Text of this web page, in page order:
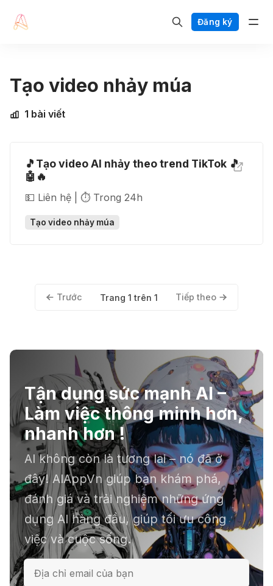
Đăng ký
Tạo video nhảy múa
1 bài viết
🎵Tạo video AI nhảy theo trend TikTok 🎵
🤖🔥
💵 Liên hệ | ⏱️ Trong 24h
Tạo video nhảy múa
Trước Trang 1 trên 1 Tiếp theo
Tận dụng sức mạnh AI –
Làm việc thông minh hơn,
nhanh hơn !
AI không còn là tương lai – nó đã ở
đây! AIAppVn giúp bạn khám phá,
đánh giá và trải nghiệm những ứng
dụng AI hàng đầu, giúp tối ưu công
việc và cuộc sống.